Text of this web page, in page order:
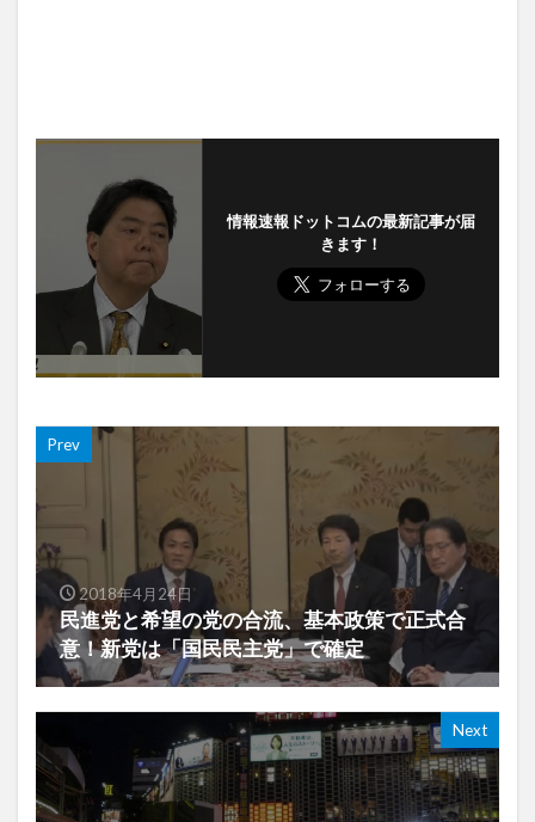
情報速報ドットコムの最新記事が届
きます！
Prev
2018年4月24日
民進党と希望の党の合流、基本政策で正式合
意！新党は「国民民主党」で確定
Next